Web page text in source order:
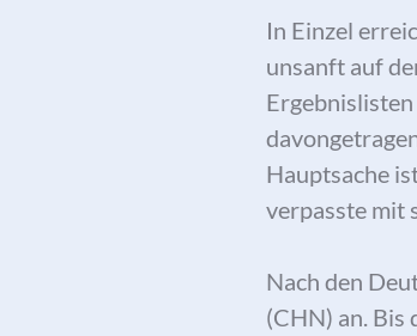
In Einzel
unsanft auf
Hauptsache
verpasste mit
Nach den
(CHN) an. Bis